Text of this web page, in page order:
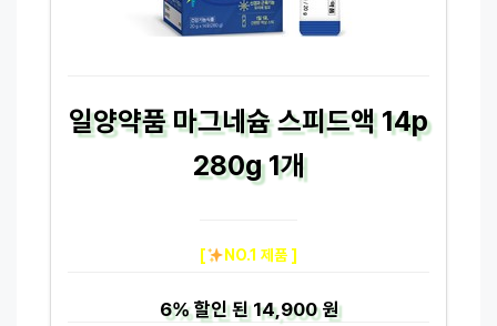
일양약품 마그네슘 스피드액 14p
280g 1개
[ NO.1 제품 ]
6%할인 된14,900 원